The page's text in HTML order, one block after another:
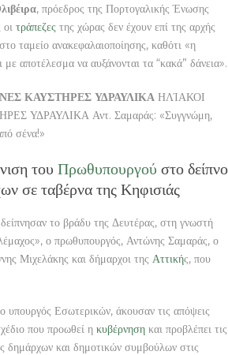
, πρόεδρος της Πορτογαλικής Ένωσης
τράπεζες της χώρας δεν έχουν επί της αρχής
ταμείο ανακεφαλαιοποίησης, καθότι «η
με αποτέλεσμα να αυξάνονται τα “κακά” δάνεια».
ΚΑΥΣΤΗΡΕΣ ΥΔΡΑΥΛΙΚΑ ΗΛΊΑΚΟΙ
ΥΔΡΑΥΛΙΚΑ Αντ. Σαμαράς: «Συγγνώμη,
σένα!»
του Πρωθυπουργού στο δείπνο
σε ταβέρνα της Κηφισιάς
δείπνησαν το βράδυ της Δευτέρας, στη γνωστή
ο πρωθυπουργός, Αντώνης Σαμαράς, ο
Μιχελάκης και δήμαρχοι της Αττικής, που
Εσωτερικών, άκουσαν τις απόψεις
που προωθεί η κυβέρνηση και προβλέπει τις
δημάρχων και δημοτικών συμβούλων στις